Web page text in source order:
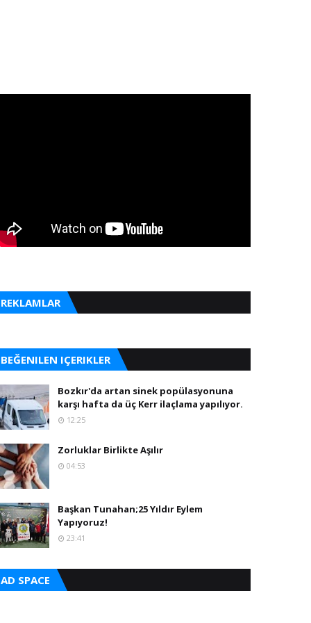
REKLAMLAR
BEĞENILEN IÇERIKLER
Bozkır'da artan sinek popülasyonuna
karşı hafta da üç Kerr ilaçlama yapılıyor.
12:25
Zorluklar Birlikte Aşılır
04:53
Başkan Tunahan;25 Yıldır Eylem
Yapıyoruz!
23:41
AD SPACE